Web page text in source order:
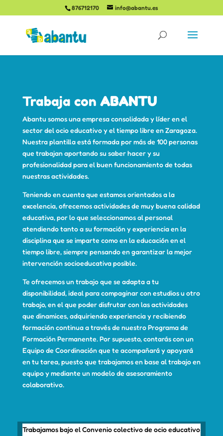
876712170 info@abantu.es
Trabaja con ABANTU
Abantu somos una empresa consolidada y líder en el
sector del ocio educativo y el tiempo libre en Zaragoza.
Nuestra plantilla está formada por más de 100 personas
que trabajan aportando su saber hacer y su
profesionalidad para el buen funcionamiento de todas
nuestras actividades.
Teniendo en cuenta que estamos orientados a la
excelencia, ofrecemos actividades de muy buena calidad
educativa, por lo que seleccionamos al personal
atendiendo tanto a su formación y experiencia en la
disciplina que se imparte como en la educación en el
tiempo libre, siempre pensando en garantizar la mejor
intervención socioeducativa posible.
Te ofrecemos un trabajo que se adapta a tu
disponibilidad, ideal para compaginar con estudios u otro
trabajo, en el que poder disfrutar con las actividades
que dinamices, adquiriendo experiencia y recibiendo
formación continua a través de nuestro Programa de
Formación Permanente. Por supuesto, contarás con un
Equipo de Coordinación que te acompañará y apoyará
en tu tarea, puesto que trabajamos en base al trabajo en
equipo y mediante un modelo de asesoramiento
colaborativo.
Trabajamos bajo el Convenio colectivo de ocio educativo